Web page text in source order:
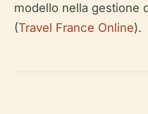
modello nella gestione
(Travel France Online).